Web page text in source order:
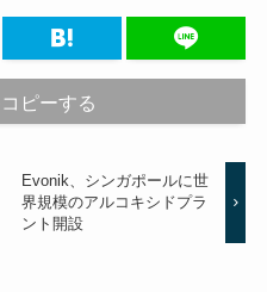
ピーする
Evonik、シンガポールに世
界規模のアルコキシドプラ
ント開設